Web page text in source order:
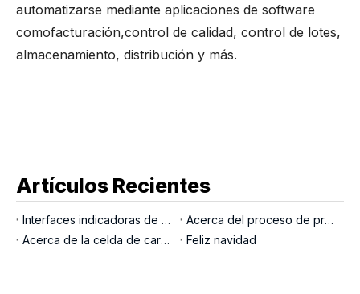
automatizarse mediante aplicaciones de software
comofacturación,control de calidad, control de lotes,
almacenamiento, distribución y más.
Artículos Recientes
Interfaces indicadoras de pesaje
Acerca del proceso de producción LOCOSC para básculas, células de carga e indicadores
Acerca de la celda de carga del pasador de carga
Feliz navidad